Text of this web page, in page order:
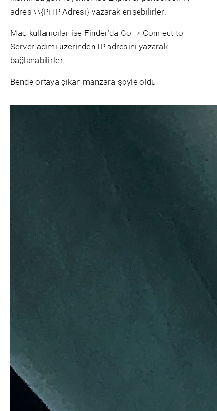
adres \\{Pi IP Adresi} yazarak erişebilirler.
Mac kullanıcılar ise Finder’da Go -> Connect to
Server adımı üzerinden IP adresini yazarak
bağlanabilirler.
Bende ortaya çıkan manzara şöyle oldu